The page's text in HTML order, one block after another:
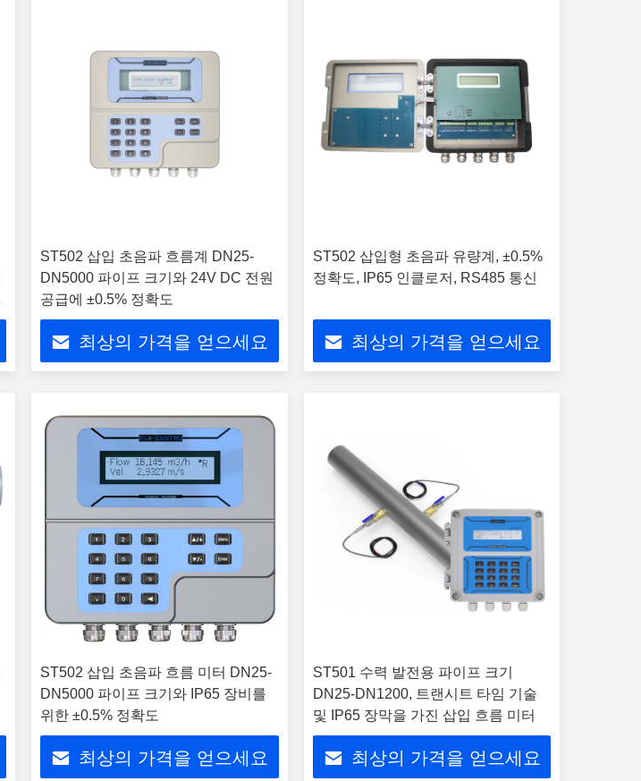
ST502 삽입 초음파 흐름계 DN25-
DN5000 파이프 크기와 24V DC 전원
공급에 ±0.5% 정확도
최상의 가격을 얻으세요
ST502 삽입형 초음파 유량계, ±0.5%
정확도, IP65 인클로저, RS485 통신
최상의 가격을 얻으세요
ST502 삽입 초음파 흐름 미터 DN25-
DN5000 파이프 크기와 IP65 장비를
위한 ±0.5% 정확도
최상의 가격을 얻으세요
ST501 수력 발전용 파이프 크기
DN25-DN1200, 트랜시트 타임 기술
및 IP65 장막을 가진 삽입 흐름 미터
최상의 가격을 얻으세요